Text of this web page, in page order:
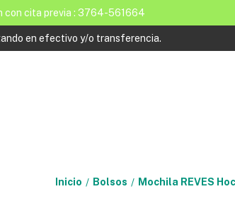
con cita previa : 3764-561664
en efectivo y/o transferencia.
Inicio / Bolsos / Mochila REVES